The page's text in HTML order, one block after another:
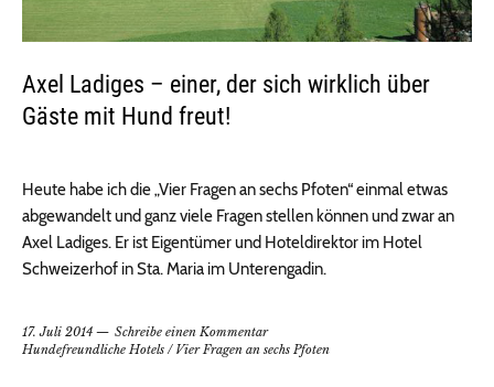
Axel Ladiges – einer, der sich wirklich über
Gäste mit Hund freut!
Heute habe ich die „Vier Fragen an sechs Pfoten“ einmal etwas
abgewandelt und ganz viele Fragen stellen können und zwar an
Axel Ladiges. Er ist Eigentümer und Hoteldirektor im Hotel
Schweizerhof in Sta. Maria im Unterengadin.
17. Juli 2014
Schreibe einen Kommentar
Hundefreundliche Hotels / Vier Fragen an sechs Pfoten